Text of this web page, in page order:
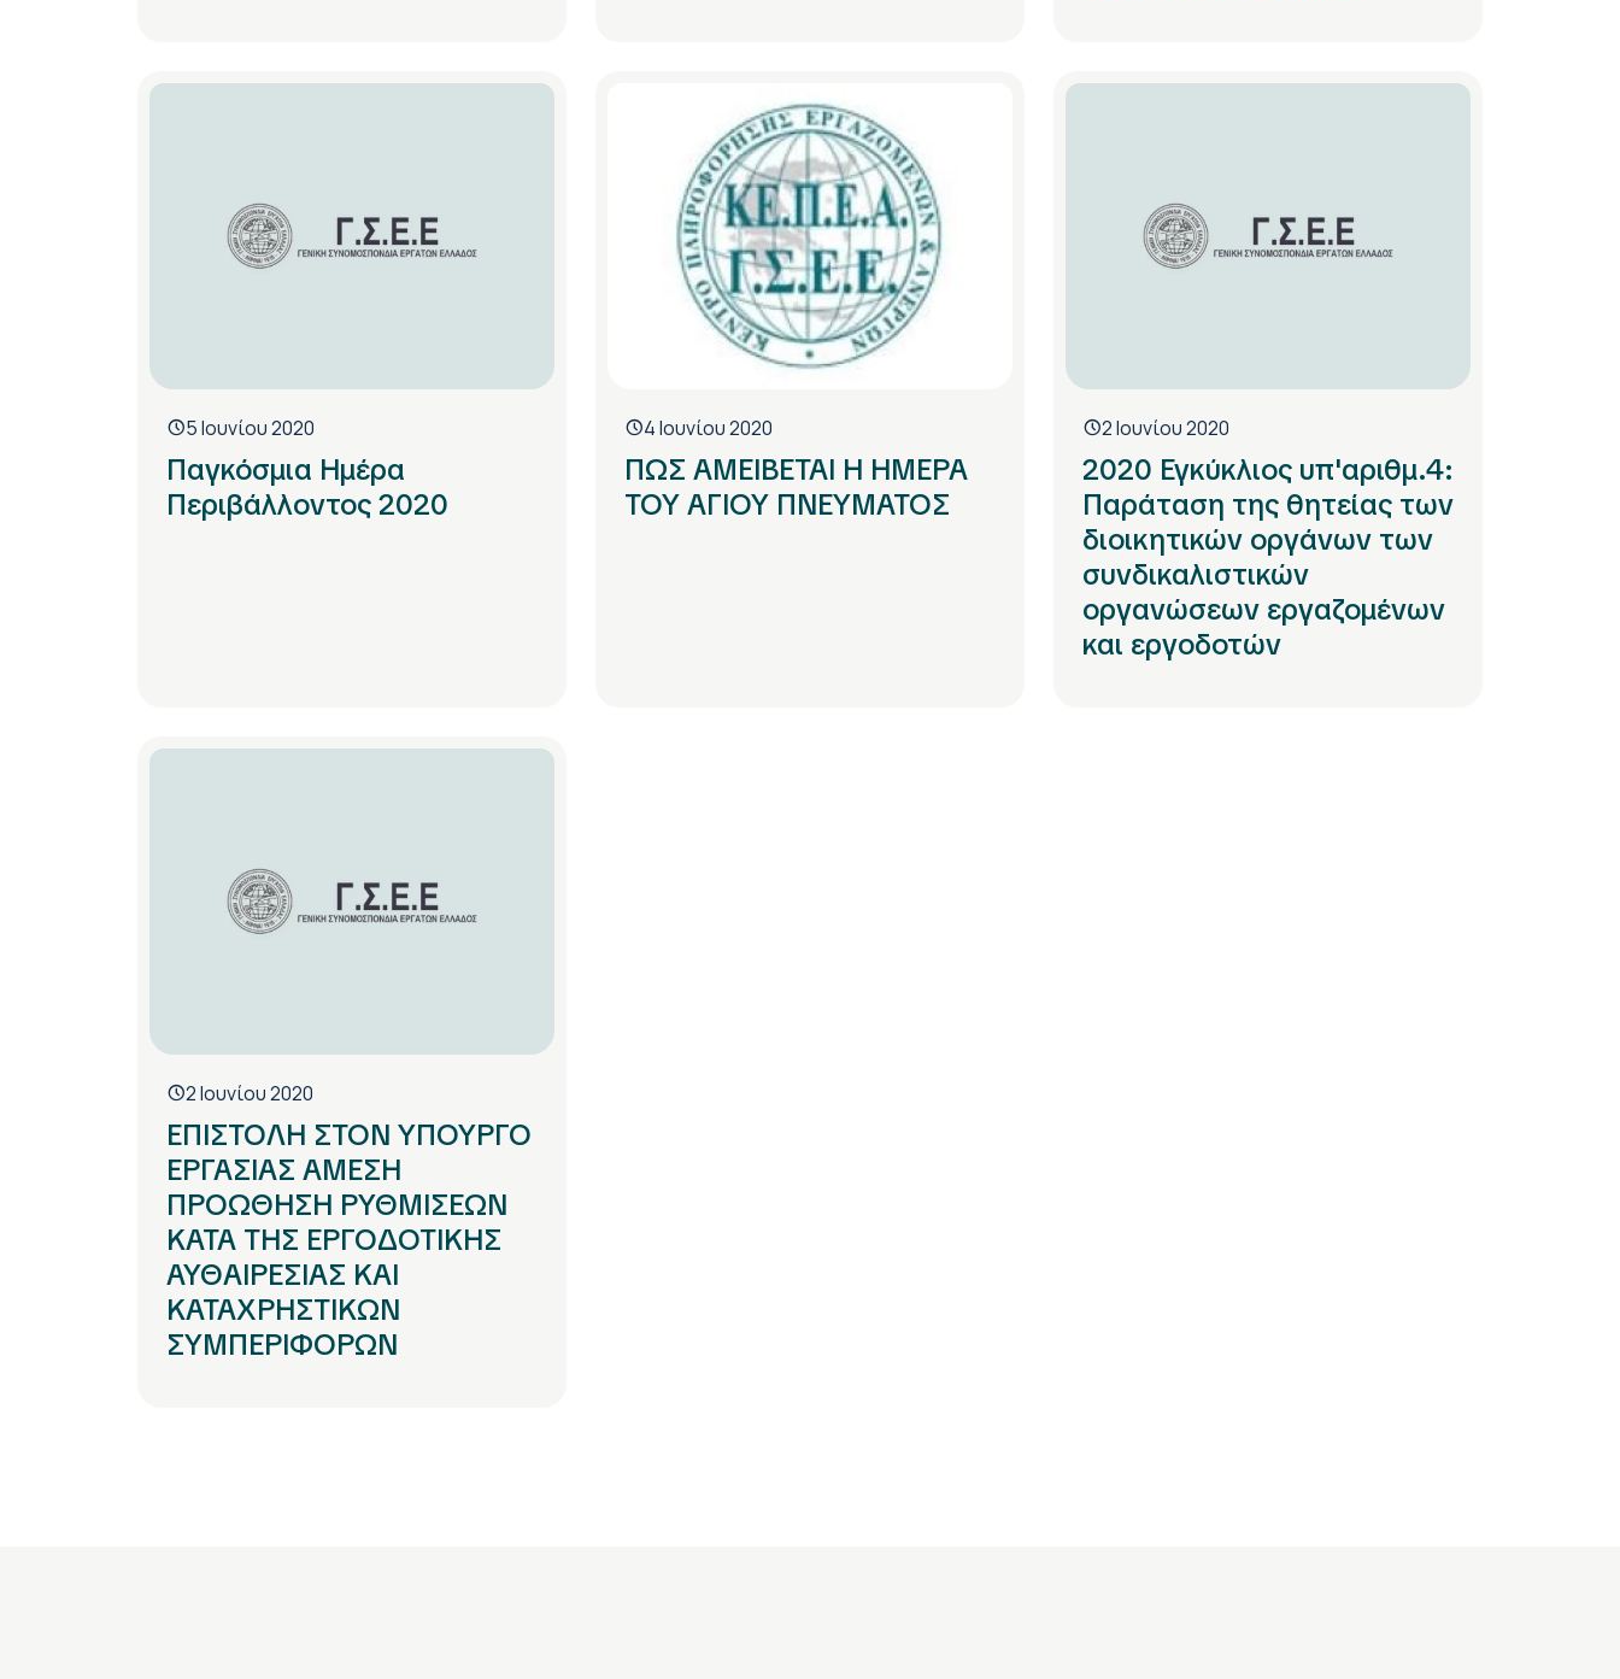
5 Ιουνίου 2020
Παγκόσμια Ημέρα
Περιβάλλοντος 2020
4 Ιουνίου 2020
ΠΩΣ ΑΜΕΙΒΕΤΑΙ Η ΗΜΕΡΑ
ΤΟΥ ΑΓΙΟΥ ΠΝΕΥΜΑΤΟΣ
2 Ιουνίου 2020
2020 Εγκύκλιος υπ'αριθμ.4:
Παράταση της θητείας των
διοικητικών οργάνων των
συνδικαλιστικών
οργανώσεων εργαζομένων
και εργοδοτών
2 Ιουνίου 2020
ΕΠΙΣΤΟΛΗ ΣΤΟΝ ΥΠΟΥΡΓΟ
ΕΡΓΑΣΙΑΣ ΑΜΕΣΗ
ΠΡΟΩΘΗΣΗ ΡΥΘΜΙΣΕΩΝ
ΚΑΤΑ ΤΗΣ ΕΡΓΟΔΟΤΙΚΗΣ
ΑΥΘΑΙΡΕΣΙΑΣ ΚΑΙ
ΚΑΤΑΧΡΗΣΤΙΚΩΝ
ΣΥΜΠΕΡΙΦΟΡΩΝ